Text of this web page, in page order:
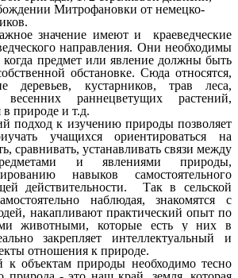
Митрофановки от немецко-
значение имеют и краеведческие
направления. Они необходимы
когда предмет или явление должны быть
обстановке. Сюда относятся,
деревьев, кустарников, трав леса,
раннецветущих растений,
природе и т.д.
подход к изучению природы позволяет
учащихся ориентироваться на
сравнивать, устанавливать связи между
и явлениями природы,
навыков самостоятельного
действительности. Такв сельской
наблюдая, знакомятся с
накапливают практический опыт по
животными, которые есть у них в
закрепляет интеллектуальный и
отношения к природе.
к объектам природы необходимо тесно